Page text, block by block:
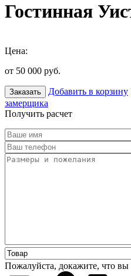
Гостинная
Цена:
от 50 000 руб.
Заказать Добавить в корзину
замерщика
Получить расчет
Пожалуйста, докажите, что вы